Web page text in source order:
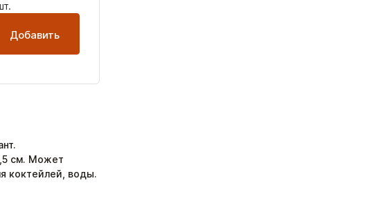
Добавить
см. Может
коктейлей, воды.